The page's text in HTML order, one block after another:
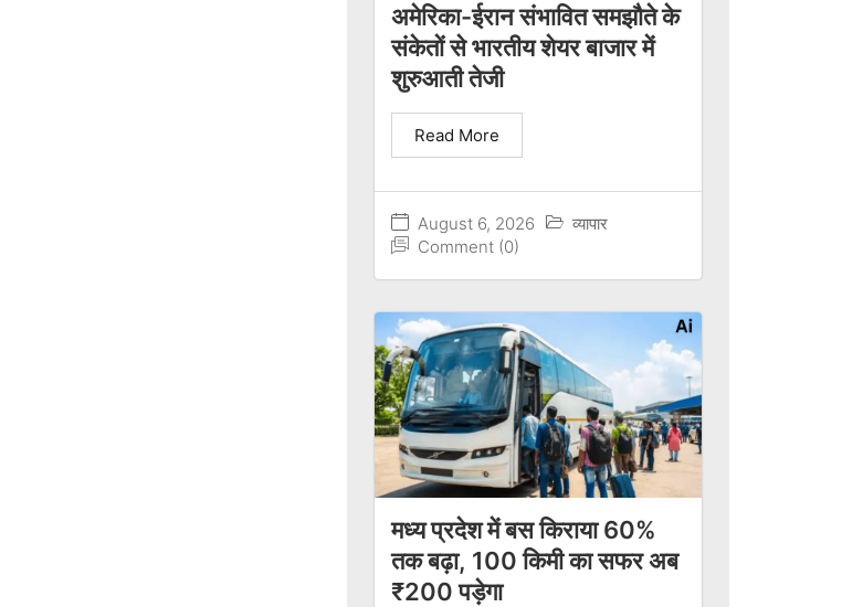
अमेरिका-ईरान संभावित समझौते के
संकेतों से भारतीय शेयर बाजार में
शुरुआती तेजी
August 6, 2026
व्यापार
Comment (0)
Read More
मध्य प्रदेश में बस किराया 60%
तक बढ़ा, 100 किमी का सफर अब
₹200 पड़ेगा